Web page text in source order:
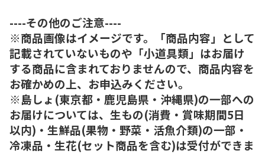
----その他のご注意----
※商品画像はイメージです。「商品内容」として
記載されていないものや「小道具類」はお届け
する商品に含まれておりませんので、商品内容を
お確かめの上、お申込みください。
※島しょ(東京都・鹿児島県・沖縄県)の一部への
お届けについては、生もの(消費・賞味期間5日
以内)・生鮮品(果物・野菜・活魚介類)の一部・
冷凍品・生花(セット商品を含む)は受付ができま